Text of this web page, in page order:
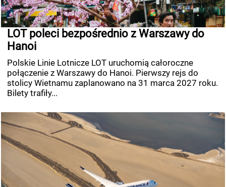
LOT poleci bezpośrednio z Warszawy do
Hanoi
Polskie Linie Lotnicze LOT uruchomią całoroczne
połączenie z Warszawy do Hanoi. Pierwszy rejs do
stolicy Wietnamu zaplanowano na 31 marca 2027 roku.
Bilety trafiły...